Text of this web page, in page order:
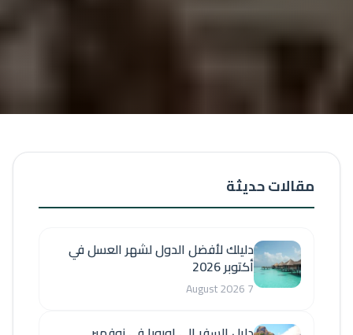
مقالات حديثة
دليلك لأفضل الدول لشهر العسل في
أكتوبر 2026
7 August 2026